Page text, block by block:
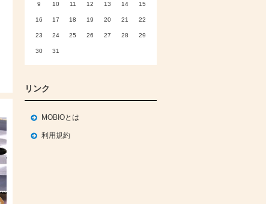
9 10 11 12 13 14 15
16 17 18 19 20 21 22
23 24 25 26 27 28 29
30 31
リンク
MOBIOとは
利用規約